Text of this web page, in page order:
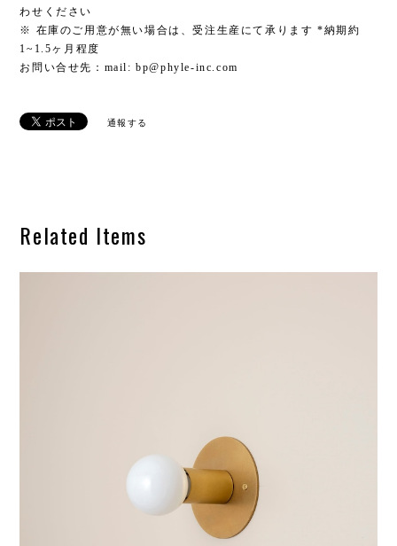
わせください
※ 在庫のご用意が無い場合は、受注生産にて承ります *納期約
1~1.5ヶ月程度
お問い合せ先：mail:bp@phyle-inc.com
通報する
Related Items